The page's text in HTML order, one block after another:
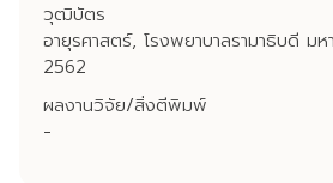
วุฒิบัตร
อายุรศาสตร์, โรงพยาบาลรามาธิบดี ม
2562
ผลงานวิจัย/สิ่งตีพิมพ์
-